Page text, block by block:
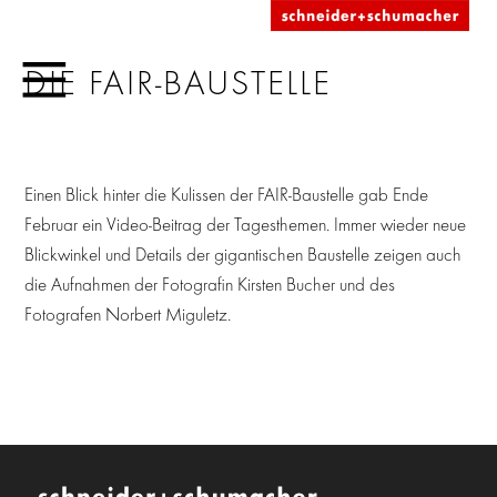
DIE FAIR-BAUSTELLE
Einen Blick hinter die Kulissen der FAIR-Baustelle gab Ende
Februar ein Video-Beitrag der Tagesthemen. Immer wieder neue
Blickwinkel und Details der gigantischen Baustelle zeigen auch
die Aufnahmen der Fotografin Kirsten Bucher und des
Fotografen Norbert Miguletz.